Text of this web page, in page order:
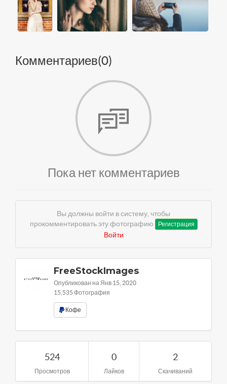
Комментариев(0)
Пока нет комментариев
Вы должны войти в систему, чтобы
прокомментировать эту фотографию
Регистрация
Войти
FreeStockImages
Опубликован на Янв 15, 2020
15,535 Фотография
Кофе
524
Просмотров
0
Лайков
2
Скачиваний